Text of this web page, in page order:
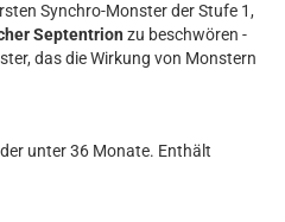
Synchro-Monster der Stufe 1,
Septentrion zu beschwören -
das die Wirkung von Monstern
unter 36 Monate. Enthält